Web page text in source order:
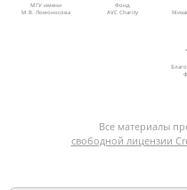
МГУ имени
М.В. Ломоносова
Фонд
AVC Charity
Все материалы
свободной лицензии